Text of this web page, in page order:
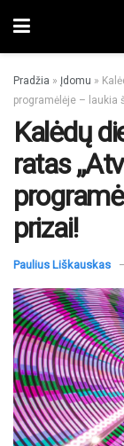
Pradžia » Įdomu »
programėlėje – laukia
Kalėdų
ratas
prizai!
Paulius Liškauskas